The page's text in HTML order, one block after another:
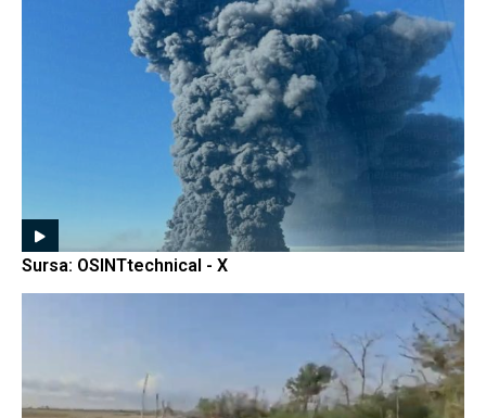
Sursa: OSINTtechnical - X